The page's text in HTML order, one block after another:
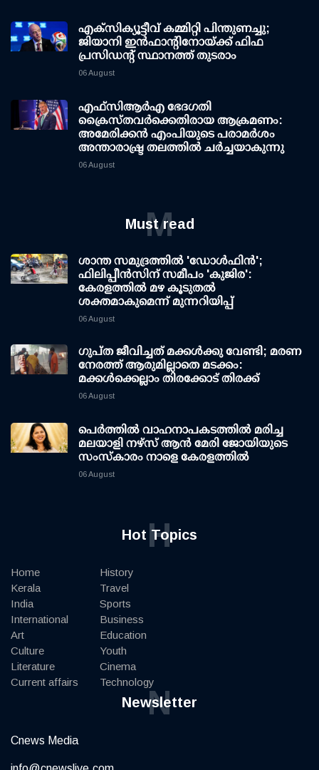
എക്സിക്യൂട്ടീവ് കമ്മിറ്റി പിന്തുണച്ചു;
ജിയാനി ഇന്‍ഫാന്റിനോയ്ക്ക് ഫിഫ
പ്രസിഡന്റ് സ്ഥാനത്ത് തുടരാം
06 August
എഫ്‌സി‌ആര്‍‌എ ഭേദഗതി
ക്രൈസ്തവർക്കെതിരായ ആക്രമണം:
അമേരിക്കൻ എംപിയുടെ പരാമർശം
അന്താരാഷ്ട്ര തലത്തിൽ ചർച്ചയാകുന്നു
06 August
Must read
M
ശാന്ത സമുദ്രത്തില്‍ 'ഡോള്‍ഫിന്‍';
ഫിലിപ്പീന്‍സിന് സമീപം 'കുജിര':
കേരളത്തില്‍ മഴ കൂടുതല്‍
ശക്തമാകുമെന്ന് മുന്നറിയിപ്പ്
06 August
ഗുപ്ത ജീവിച്ചത് മക്കള്‍ക്കു വേണ്ടി; മരണ
നേരത്ത് ആരുമില്ലാതെ മടക്കം:
മക്കള്‍ക്കെല്ലാം തിരക്കോട് തിരക്ക്
06 August
പെർത്തിൽ വാഹനാപകടത്തിൽ മരിച്ച
മലയാളി നഴ്സ് ആൻ മേരി ജോയിയുടെ
സംസ്കാരം നാളെ കേരളത്തിൽ
06 August
Hot Topics
H
Home
Kerala
India
International
Art
Culture
Literature
Current affairs
History
Travel
Sports
Business
Education
Youth
Cinema
Technology
Newsletter
N
Cnews Media